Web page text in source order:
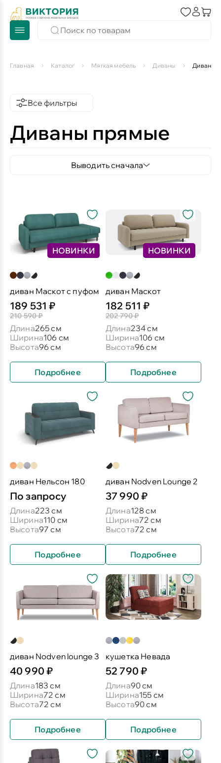
Главная Каталог Мягкая мебель Диваны Диваны
Все фильтры
Диваны прямые
Выводить сначала
НОВИНКИ
диван Маскот с пуфом
189 531 ₽
210 590 ₽
Длина265 см
Ширина106 см
Высота96 см
Подробнее
НОВИНКИ
диван Маскот
182 511 ₽
202 790 ₽
Длина234 см
Ширина106 см
Высота96 см
Подробнее
диван Нельсон 180
По запросу
Длина223 см
Ширина110 см
Высота97 см
Подробнее
диван Nodven Lounge 2
37 990 ₽
Длина128 см
Ширина72 см
Высота72 см
Подробнее
диван Nodven lounge 3
40 990 ₽
Длина183 см
Ширина72 см
Высота72 см
Подробнее
кушетка Невада
52 790 ₽
Длина90 см
Ширина155 см
Высота90 см
Подробнее